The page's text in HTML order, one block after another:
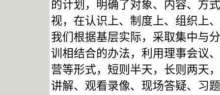
的计划，明确了对象、内容、方
视，在认识上、制度上、组织上
我们根据基层实际，采取集中与
训相结合的办法，利用理事会议
营等形式，短则半天，长则两天
讲解、观看录像、现场答疑、习